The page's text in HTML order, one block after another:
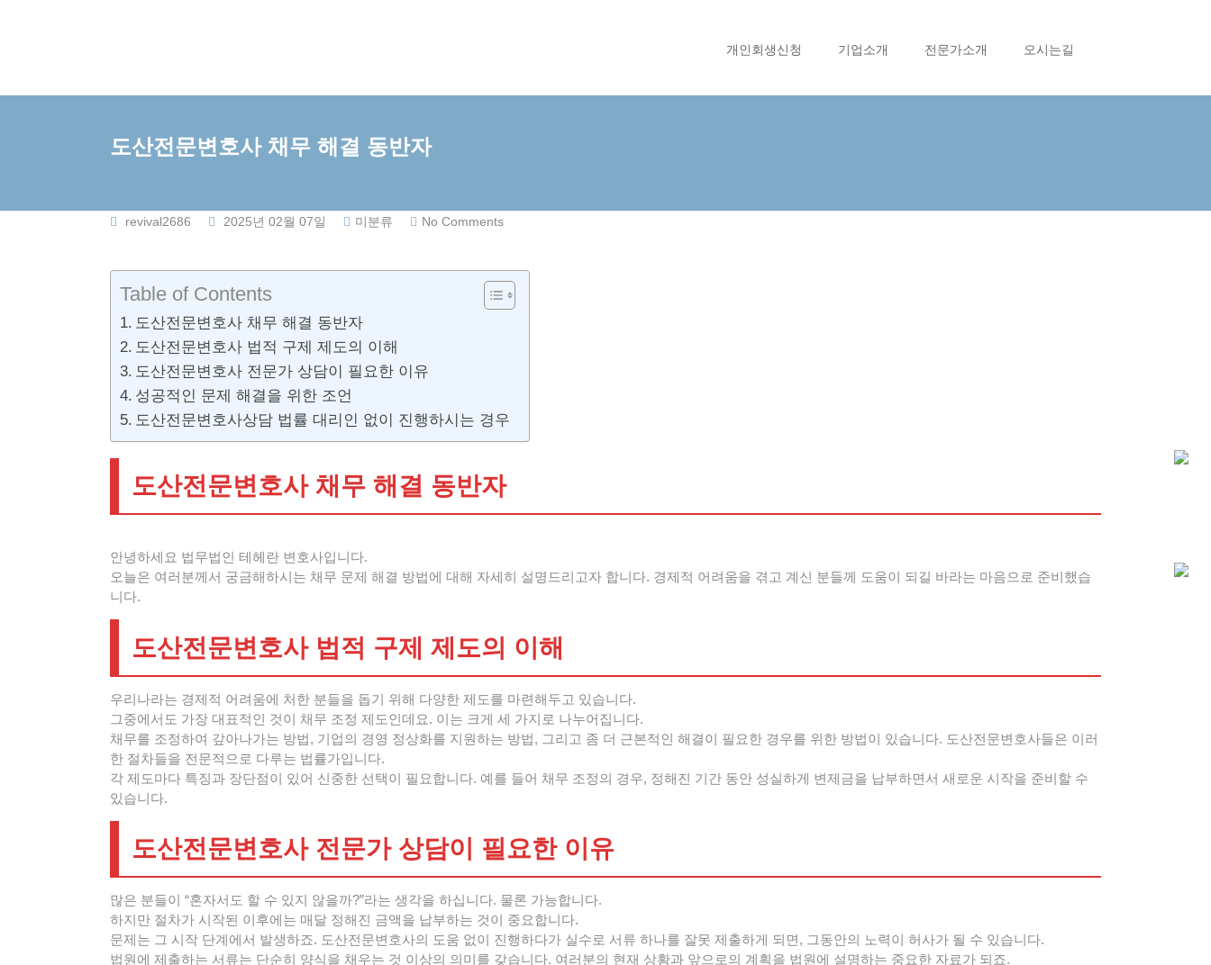
개인회생신청 기업소개 전문가소개 오시는길
도산전문변호사 채무 해결 동반자
revival2686 2025년 02월 07일 미분류 No Comments
Table of Contents
도산전문변호사 채무 해결 동반자
도산전문변호사 법적 구제 제도의 이해
도산전문변호사 전문가 상담이 필요한 이유
성공적인 문제 해결을 위한 조언
도산전문변호사상담 법률 대리인 없이 진행하시는 경우
도산전문변호사 채무 해결 동반자
안녕하세요 법무법인 테헤란 변호사입니다.
오늘은 여러분께서 궁금해하시는 채무 문제 해결 방법에 대해 자세히 설명드리고자 합니다. 경제적 어려움을 겪고 계신 분들께 도움이 되길 바라는 마음으로 준비했습
니다.
도산전문변호사 법적 구제 제도의 이해
우리나라는 경제적 어려움에 처한 분들을 돕기 위해 다양한 제도를 마련해두고 있습니다.
그중에서도 가장 대표적인 것이 채무 조정 제도인데요. 이는 크게 세 가지로 나누어집니다.
채무를 조정하여 갚아나가는 방법, 기업의 경영 정상화를 지원하는 방법, 그리고 좀 더 근본적인 해결이 필요한 경우를 위한 방법이 있습니다. 도산전문변호사들은 이러
한 절차들을 전문적으로 다루는 법률가입니다.
각 제도마다 특징과 장단점이 있어 신중한 선택이 필요합니다. 예를 들어 채무 조정의 경우, 정해진 기간 동안 성실하게 변제금을 납부하면서 새로운 시작을 준비할 수
있습니다.
도산전문변호사 전문가 상담이 필요한 이유
많은 분들이 “혼자서도 할 수 있지 않을까?”라는 생각을 하십니다. 물론 가능합니다.
하지만 절차가 시작된 이후에는 매달 정해진 금액을 납부하는 것이 중요합니다.
문제는 그 시작 단계에서 발생하죠. 도산전문변호사의 도움 없이 진행하다가 실수로 서류 하나를 잘못 제출하게 되면, 그동안의 노력이 허사가 될 수 있습니다.
법원에 제출하는 서류는 단순히 양식을 채우는 것 이상의 의미를 갖습니다. 여러분의 현재 상황과 앞으로의 계획을 법원에 설명하는 중요한 자료가 되죠.